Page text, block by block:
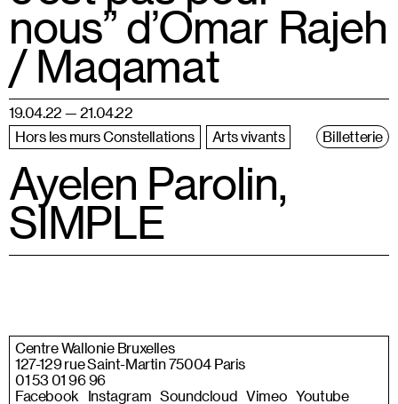
nous” d’Omar Rajeh
/ Maqamat
19.04.22 — 21.04.22
Hors les murs Constellations
Arts vivants Billetterie
Ayelen Parolin,
SIMPLE
Centre Wallonie Bruxelles
127-129 rue Saint-Martin 75004 Paris
01 53 01 96 96
Facebook
Instagram Soundcloud Vimeo Youtube